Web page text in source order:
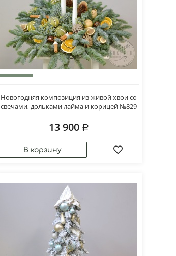
Новогодняя композиция из живой хвои со
свечами, дольками лайма и корицей №829
13 900